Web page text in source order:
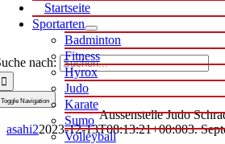
nach:
Toggle Navigation
Startseite
Sportarten
Badminton
Fitness
Hyrox
Judo
Karate
Sumo
Volleyball
Aussenstelle Judo
asahi22023-12-13T08:13:21+00:003.